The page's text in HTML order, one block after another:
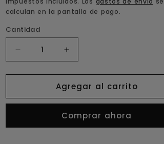
calculan en la pantalla de pago.
Cantidad
Reducir
Boquilla
Sylvester
Aumentar
para
Boquilla
Cristal
Sylvester
Agregar al carrito
Comprar ahora